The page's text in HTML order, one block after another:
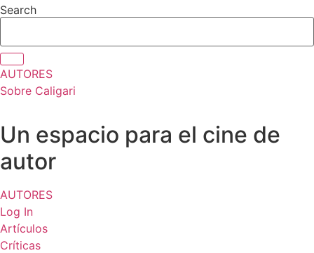
Ir
contenido
Search
AUTORES
Sobre Caligari
Un espacio para el cine de
autor
AUTORES
Log In
Artículos
Críticas